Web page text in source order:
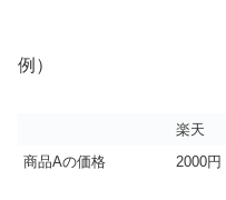
例）
楽天
商品Aの価格
2000円